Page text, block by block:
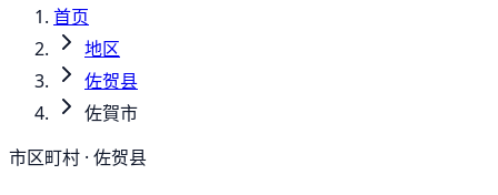
首页
地区
佐贺县
佐賀市
市区町村 · 佐贺县